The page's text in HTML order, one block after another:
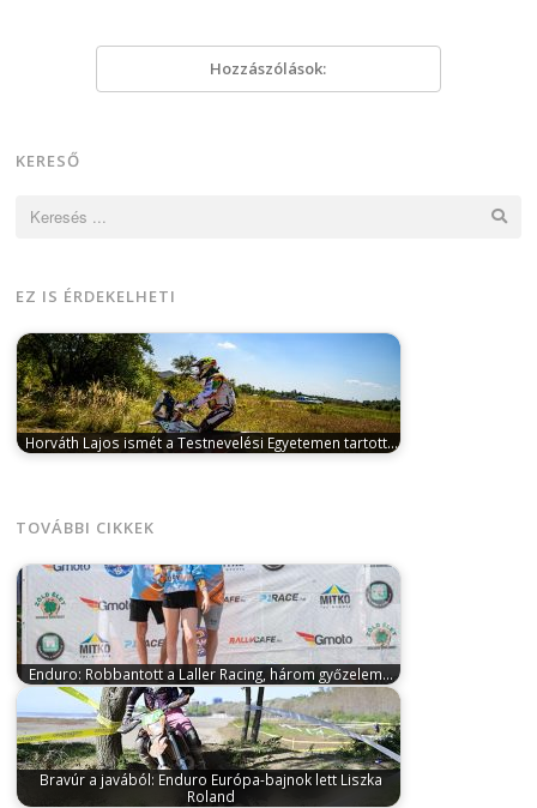
Hozzászólások:
KERESŐ
Keresés:
EZ IS ÉRDEKELHETI
Horváth Lajos ismét a Testnevelési Egyetemen tartott…
TOVÁBBI CIKKEK
Enduro: Robbantott a Laller Racing, három győzelem…
június 3, 2025A mögöttünk hagyott hétvégén a
szlovákiai Lisovban rendezték az Országos…
Bravúr a javából: Enduro Európa-bajnok lett Liszka
Roland